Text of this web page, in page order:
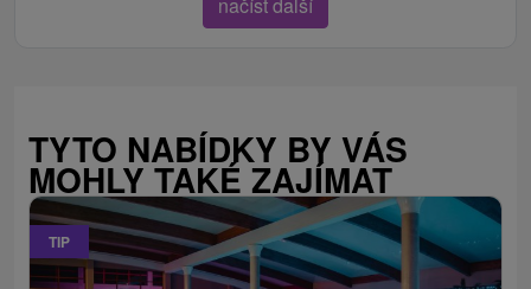
TYTO NABÍDKY BY VÁS
MOHLY TAKÉ ZAJÍMAT
TIP